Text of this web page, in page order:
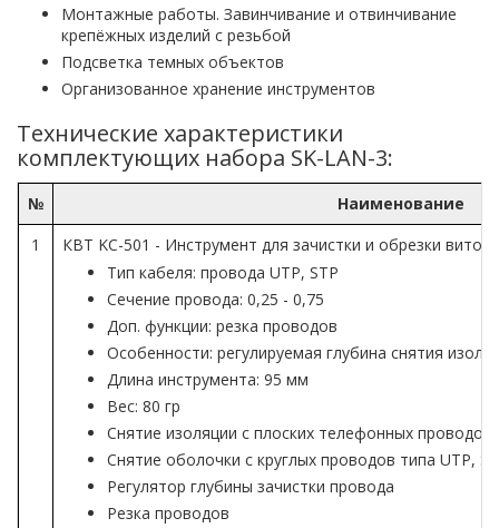
Монтажные работы. Завинчивание и отвинчивание
крепёжных изделий с резьбой
Подсветка темных объектов
Организованное хранение инструментов
Технические характеристики
комплектующих набора SK-LAN-3:
№
Наименование
1
КВТ KC-501 - Инструмент для зачистки и обрезки витой
Тип кабеля: провода UTP, STP
Сечение провода: 0,25 - 0,75
Доп. функции: резка проводов
Особенности: регулируемая глубина снятия
Длина инструмента: 95 мм
Вес: 80 гр
Снятие изоляции с плоских телефонных проводов
Снятие оболочки с круглых проводов типа UTP,
Регулятор глубины зачистки провода
Резка проводов